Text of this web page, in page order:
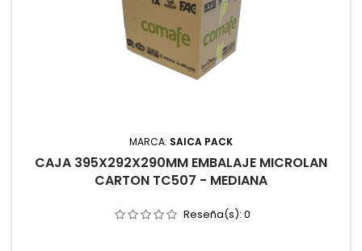
MARCA: SAICA PACK
CAJA 395X292X290MM EMBALAJE MICROLAN
CARTON TC507 - MEDIANA
Reseña(s): 0